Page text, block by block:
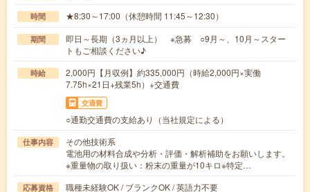
時間 ★8:30～17:00（休憩時間 11:45～12:30）
期間
即日～長期（3ヵ月以上） ※急募 ○9月～、10月～スター
トもご相談ください♪
時給
2,000円【月収例】約335,000円（時給2,000円×実働
7.75h×21日+残業5h）+交通費
交通費
○通勤交通費の支給あり（当社規定による）
仕事内容
その他技術系
電池用の材料合成や分析・評価・解析補助をお願いします。
※重量物の取り扱い：粉末の重量が10キロ※特定…
応募資格
職種未経験OK / ブランクOK / 英語力不要